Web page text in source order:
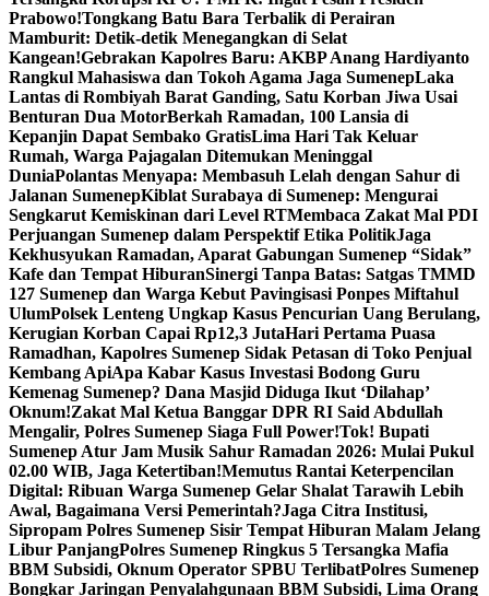
Prabowo!Tongkang Batu Bara Terbalik di Perairan
Mamburit: Detik-detik Menegangkan di Selat
Kangean!Gebrakan Kapolres Baru: AKBP Anang Hardiyanto
Rangkul Mahasiswa dan Tokoh Agama Jaga SumenepLaka
Lantas di Rombiyah Barat Ganding, Satu Korban Jiwa Usai
Benturan Dua MotorBerkah Ramadan, 100 Lansia di
Kepanjin Dapat Sembako GratisLima Hari Tak Keluar
Rumah, Warga Pajagalan Ditemukan Meninggal
DuniaPolantas Menyapa: Membasuh Lelah dengan Sahur di
Jalanan SumenepKiblat Surabaya di Sumenep: Mengurai
Sengkarut Kemiskinan dari Level RTMembaca Zakat Mal PDI
Perjuangan Sumenep dalam Perspektif Etika PolitikJaga
Kekhusyukan Ramadan, Aparat Gabungan Sumenep “Sidak”
Kafe dan Tempat HiburanSinergi Tanpa Batas: Satgas TMMD
127 Sumenep dan Warga Kebut Pavingisasi Ponpes Miftahul
UlumPolsek Lenteng Ungkap Kasus Pencurian Uang Berulang,
Kerugian Korban Capai Rp12,3 JutaHari Pertama Puasa
Ramadhan, Kapolres Sumenep Sidak Petasan di Toko Penjual
Kembang ApiApa Kabar Kasus Investasi Bodong Guru
Kemenag Sumenep? Dana Masjid Diduga Ikut ‘Dilahap’
Oknum!Zakat Mal Ketua Banggar DPR RI Said Abdullah
Mengalir, Polres Sumenep Siaga Full Power!Tok! Bupati
Sumenep Atur Jam Musik Sahur Ramadan 2026: Mulai Pukul
02.00 WIB, Jaga Ketertiban!Memutus Rantai Keterpencilan
Digital: Ribuan Warga Sumenep Gelar Shalat Tarawih Lebih
Awal, Bagaimana Versi Pemerintah?Jaga Citra Institusi,
Sipropam Polres Sumenep Sisir Tempat Hiburan Malam Jelang
Libur PanjangPolres Sumenep Ringkus 5 Tersangka Mafia
BBM Subsidi, Oknum Operator SPBU TerlibatPolres Sumenep
Bongkar Jaringan Penyalahgunaan BBM Subsidi, Lima Orang